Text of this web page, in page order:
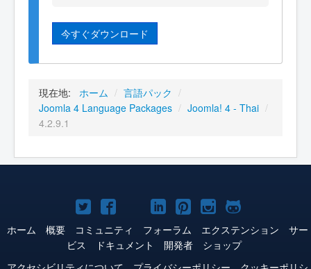
今すぐダウンロード
現在地: ホーム / 言語パック /
Joomla 4 Language Packages / Joomla! 4 - Thai /
4.2.9.1
Joomla!
Twitter
Joomla!
Facebook
Joomla!
YouTube
Joomla!
LinkedIn
Joomla!
Pinterest
Joomla!
Instagram
Joomla!
GitHub
ホーム 概要 コミュニティ フォーラム エクステンション
サー
ビス
ドキュメント 開発者
ショップ